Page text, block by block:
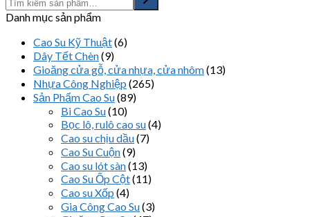
Danh mục sản phẩm
Cao Su Kỹ Thuật(6)
Dây Tết Chèn(9)
Gioăng cửa gỗ, cửa nhựa, cửa nhôm(13)
Nhựa Công Nghiệp (265)
Sản Phẩm Cao Su(89)
Bi Cao Su(10)
Bọc lô, rulô cao su(4)
Cao su chịu dầu(7)
Cao Su Cuộn(9)
Cao su lót sàn(13)
Cao Su Ốp Cột(11)
Cao su Xốp (4)
Gia Công Cao Su(3)